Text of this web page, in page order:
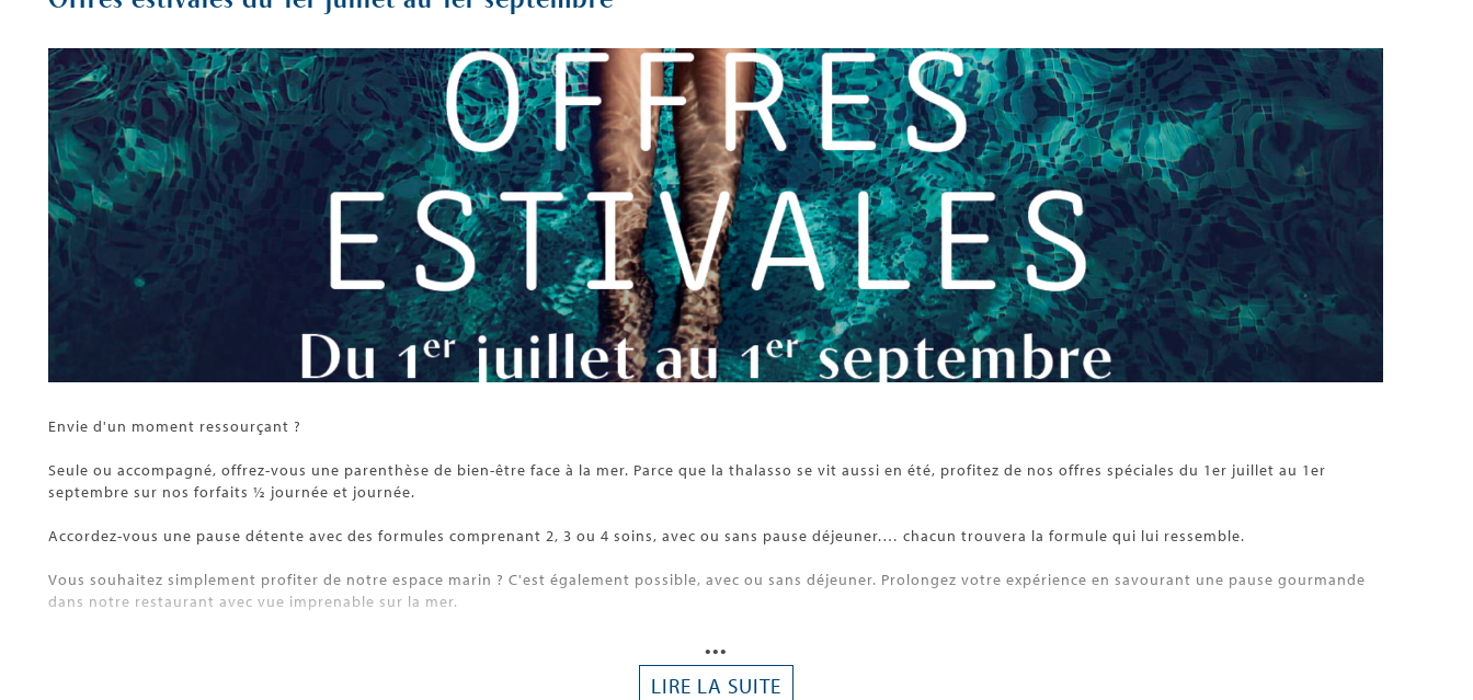
Envie d'un moment ressourçant ?
Seule ou accompagné, offrez-vous une parenthèse de bien-être face à la mer. Parce que la thalasso se vit aussi en été, profitez de nos offres spéciales du 1er juillet au 1er
septembre sur nos forfaits ½ journée et journée.
Accordez-vous une pause détente avec des formules comprenant 2, 3 ou 4 soins, avec ou sans pause déjeuner.… chacun trouvera la formule qui lui ressemble.
Vous souhaitez simplement profiter de notre espace marin ? C'est également possible, avec ou sans déjeuner. Prolongez votre expérience en savourant une pause gourmande
dans notre restaurant avec vue imprenable sur la mer.
Cet été, prenez le temps de vous dorloter et de profiter des bienfaits des soins marins !•••
LIRE LA SUITE